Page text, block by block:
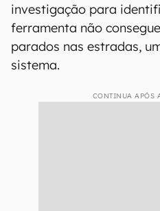
investigação para
ferramenta não
parados nas estradas,
sistema.
CONTINUA APÓS